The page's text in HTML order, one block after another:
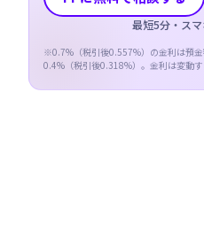
最短5分・ス
※0.7%（税引後0.557%）の金利は預
0.4%（税引後0.318%）。金利は変動す